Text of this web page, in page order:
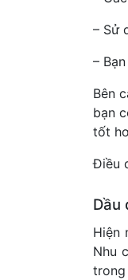
– Sử
–
Bên
bạn
tốt
Điều
Dầu
Hiện
Nhu
trong